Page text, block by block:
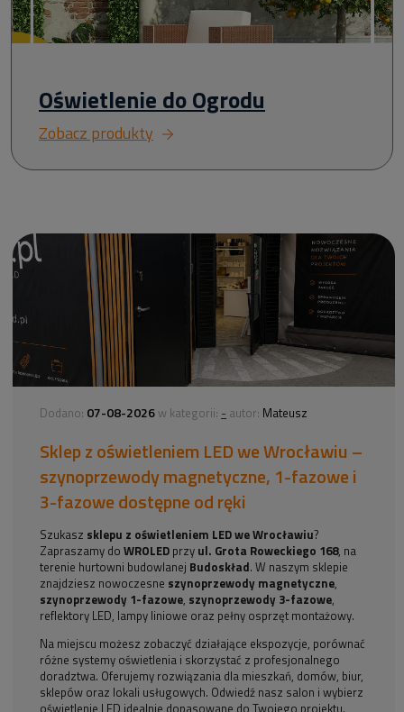
Oświetlenie do Ogrodu
Zobacz produkty
Dodano: 07-08-2026 w kategorii: - autor: Mateusz
Sklep z oświetleniem LED we Wrocławiu –
szynoprzewody magnetyczne, 1-fazowe i
3-fazowe dostępne od ręki
Szukasz sklepu z oświetleniem LED we Wrocławiu?
Zapraszamy doWROLED przy ul. Grota Roweckiego 168, na
terenie hurtowni budowlanej Budoskład. W naszym sklepie
znajdziesz nowoczesne szynoprzewody magnetyczne,
szynoprzewody 1-fazowe, szynoprzewody 3-fazowe,
reflektory LED, lampy liniowe oraz pełny osprzęt montażowy.
Na miejscu możesz zobaczyć działające ekspozycje, porównać
różne systemy oświetlenia i skorzystać z profesjonalnego
doradztwa. Oferujemy rozwiązania dla mieszkań, domów, biur,
sklepów oraz lokali usługowych. Odwiedź nasz salon i wybierz